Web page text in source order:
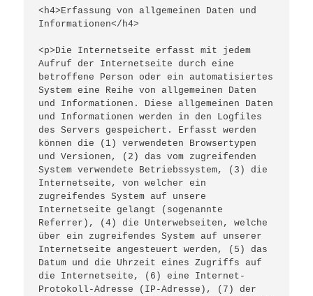
<h4>Erfassung von allgemeinen Daten und
Informationen</h4>
<p>Die Internetseite erfasst mit jedem
Aufruf der Internetseite durch eine
betroffene Person oder ein automatisiertes
System eine Reihe von allgemeinen Daten
und Informationen. Diese allgemeinen Daten
und Informationen werden in den Logfiles
des Servers gespeichert. Erfasst werden
können die (1) verwendeten Browsertypen
und Versionen, (2) das vom zugreifenden
System verwendete Betriebssystem, (3) die
Internetseite, von welcher ein
zugreifendes System auf unsere
Internetseite gelangt (sogenannte
Referrer), (4) die Unterwebseiten, welche
über ein zugreifendes System auf unserer
Internetseite angesteuert werden, (5) das
Datum und die Uhrzeit eines Zugriffs auf
die Internetseite, (6) eine Internet-
Protokoll-Adresse (IP-Adresse), (7) der